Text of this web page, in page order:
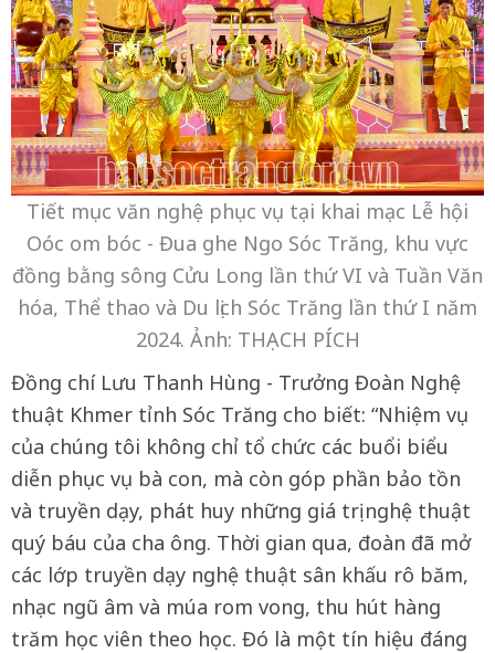
Tiết mục văn nghệ phục vụ tại khai mạc Lễ hội
Oóc om bóc - Đua ghe Ngo Sóc Trăng, khu vực
đồng bằng sông Cửu Long lần thứ VI và Tuần Văn
hóa, Thể thao và Du lịch Sóc Trăng lần thứ I năm
2024. Ảnh: THẠCH PÍCH
Đồng chí Lưu Thanh Hùng - Trưởng Đoàn Nghệ
thuật Khmer tỉnh Sóc Trăng cho biết: “Nhiệm vụ
của chúng tôi không chỉ tổ chức các buổi biểu
diễn phục vụ bà con, mà còn góp phần bảo tồn
và truyền dạy, phát huy những giá trị nghệ thuật
quý báu của cha ông. Thời gian qua, đoàn đã mở
các lớp truyền dạy nghệ thuật sân khấu rô băm,
nhạc ngũ âm và múa rom vong, thu hút hàng
trăm học viên theo học. Đó là một tín hiệu đáng